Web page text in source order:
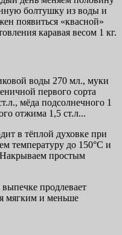
болтушку из воды и
появиться «квасной»
каравая весом 1 кг.
воды 270 мл., муки
первого сорта
мёда подсолнечного 1
отжима 1,5 ст.л...
в тёплой духовке при
температуру до 150°С и
простым
продлевает
мягким и меньше